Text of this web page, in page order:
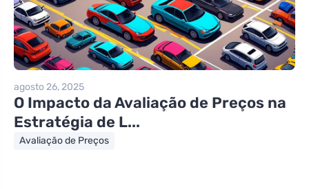
agosto 26, 2025
O Impacto da Avaliação de Preços na
Estratégia de L...
Avaliação de Preços